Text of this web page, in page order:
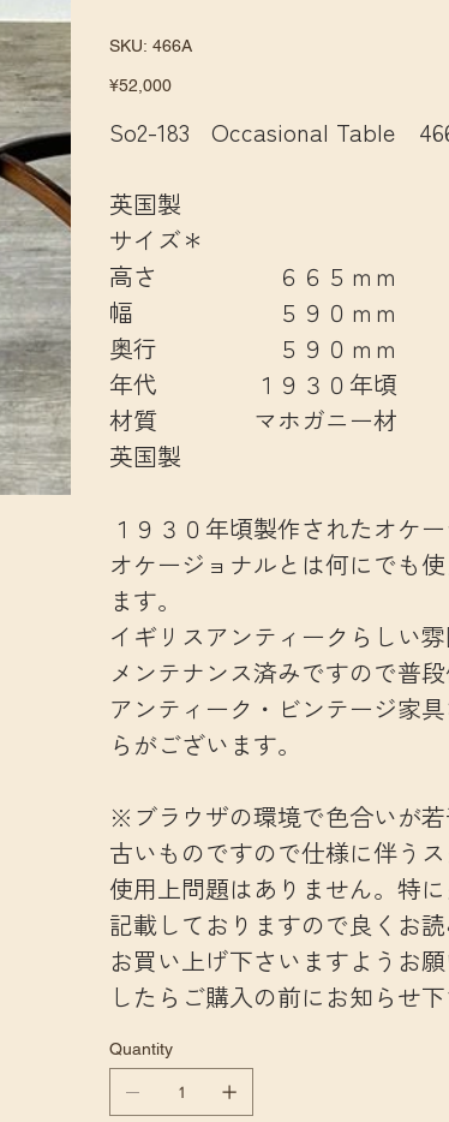
SKU: SKU
466A
466A
Price
¥52,000
So2-183 Occasional Table
英国製
サイズ＊
高さ ６６５ｍｍ
幅 ５９０ｍｍ
奥行 ５９０ｍｍ
年代 １９３０年頃
材質 マホガニー材
英国製
１９３０年頃製作されたオケ
オケージョナルとは何にでも
ます。
イギリスアンティークらしい
メンテナンス済みですので普
アンティーク・ビンテージ家
らがございます。
※ブラウザの環境で色合いが若
古いものですので仕様に伴う
使用上問題はありません。特
記載しておりますので良くお
お買い上げ下さいますようお
したらご購入の前にお知らせ下
Quantity